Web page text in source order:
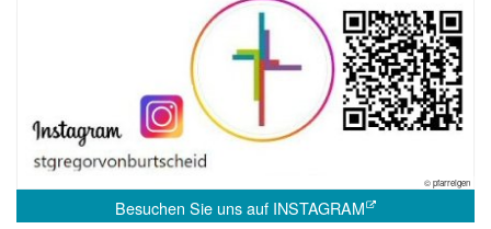
© pfarreigen
Besuchen Sie uns auf INSTAGRAM